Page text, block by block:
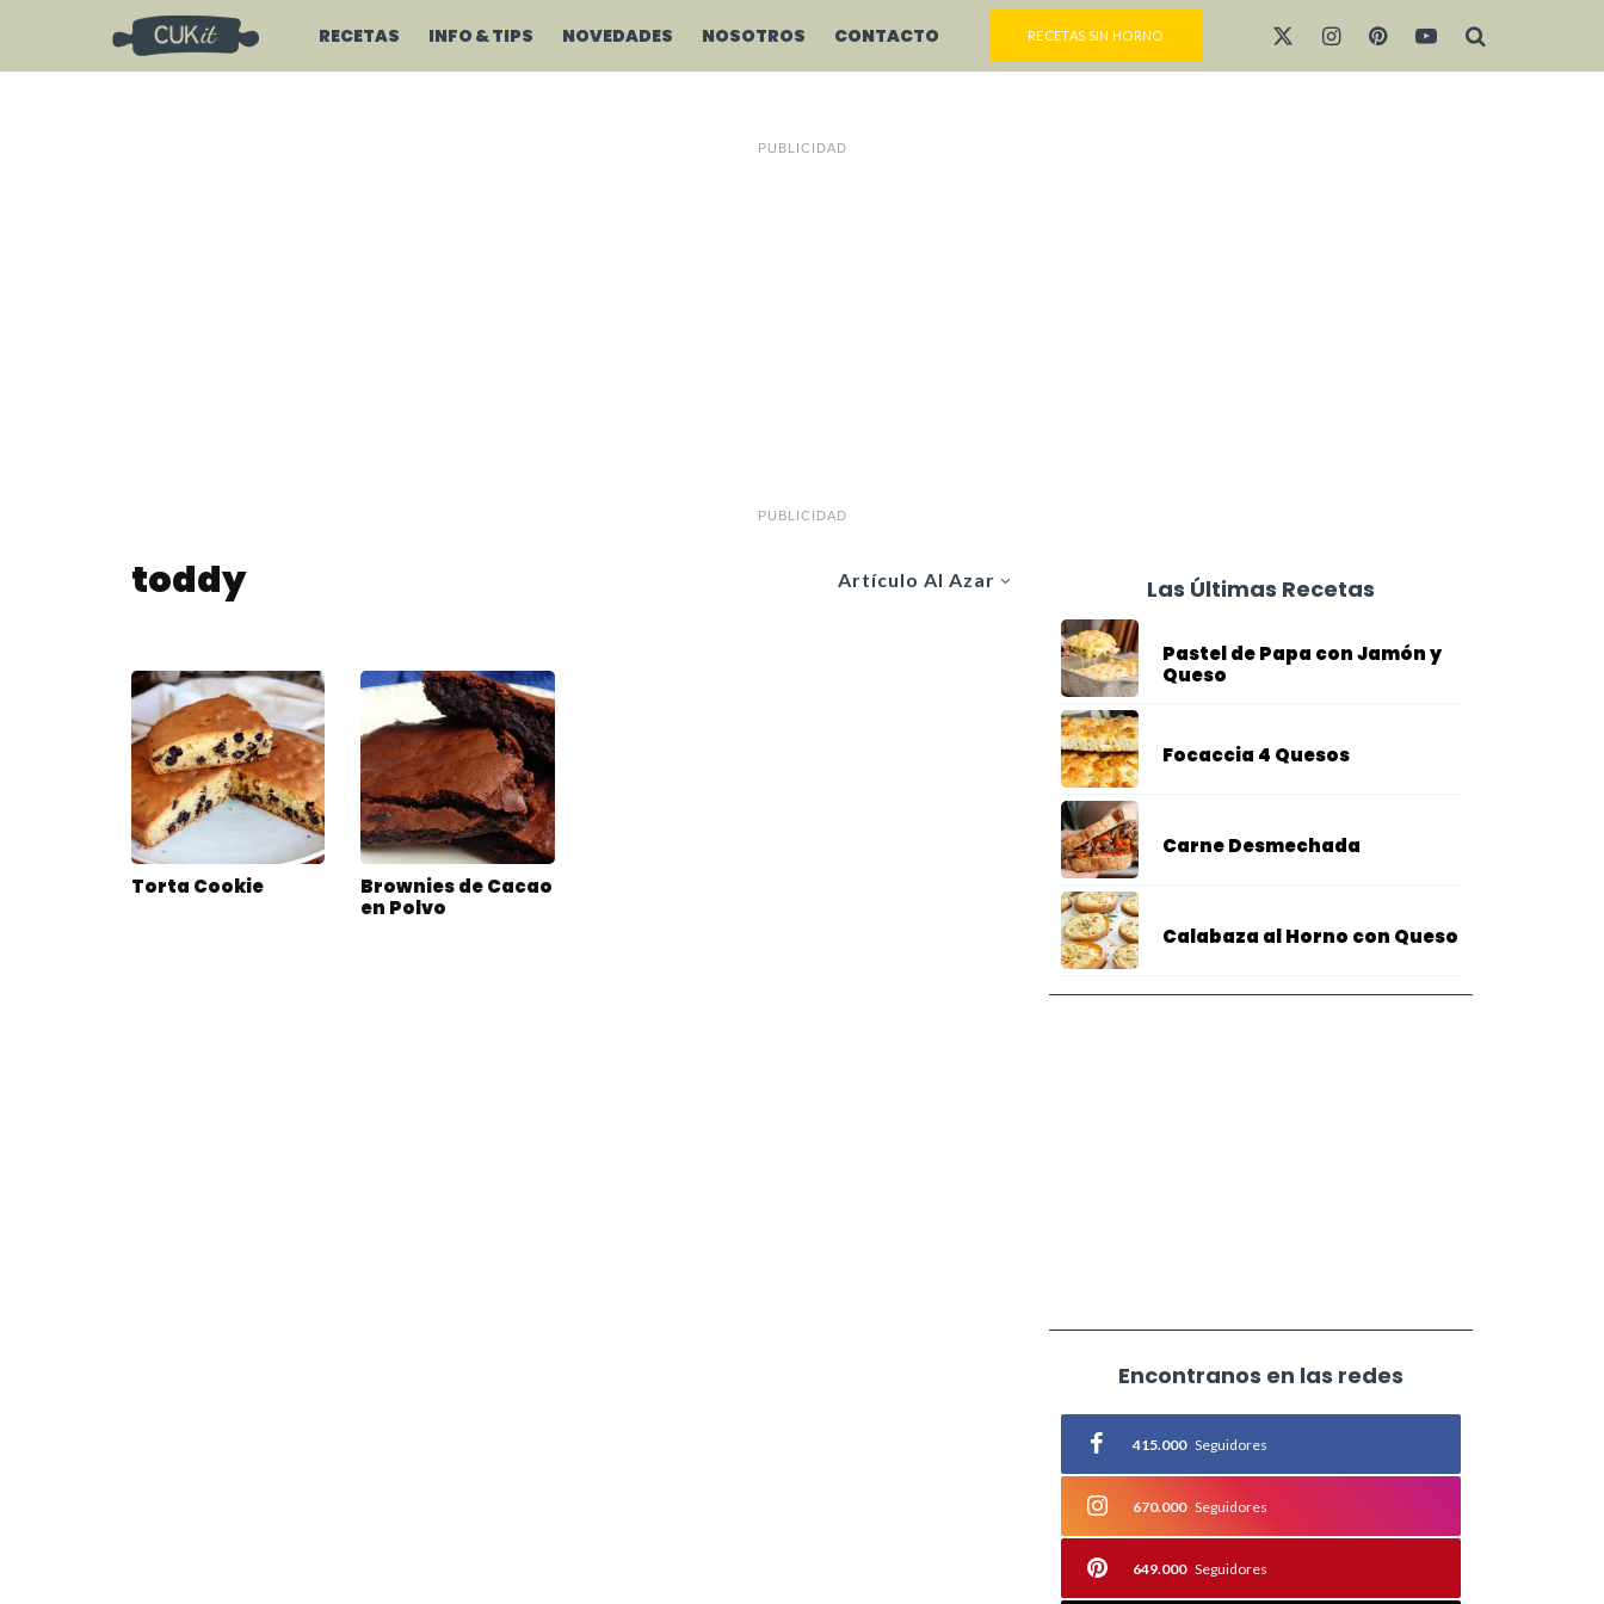
RECETAS INFO & TIPS NOVEDADES NOSOTROS CONTACTO RECETAS SIN HORNO
PUBLICIDAD
PUBLICIDAD
Artículo Al Azar
toddy
Torta Cookie
Brownies de Cacao
en Polvo
Las Últimas Recetas
Pastel de Papa con Jamón y
Queso
Focaccia 4 Quesos
Carne Desmechada
Calabaza al Horno con Queso
Encontranos en las redes
415.000 Seguidores
670.000 Seguidores
649.000 Seguidores